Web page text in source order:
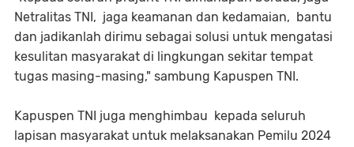
Netralitas TNI, jaga keamanan dan kedamaian, bantu
dan jadikanlah dirimu sebagai solusi untuk mengatasi
kesulitan masyarakat di lingkungan sekitar tempat
tugas masing-masing," sambung Kapuspen TNI.
Kapuspen TNI juga menghimbau kepada seluruh
lapisan masyarakat untuk melaksanakan Pemilu 2024